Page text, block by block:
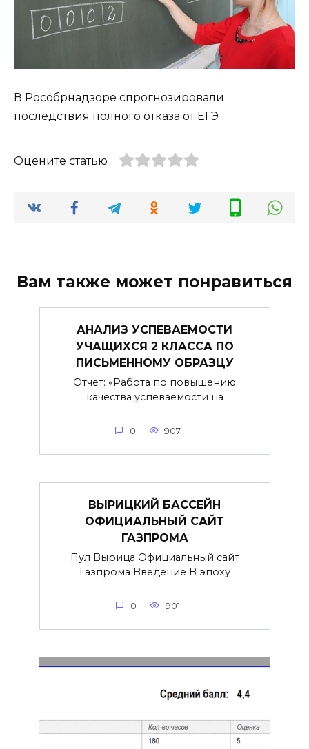
В Рособрнадзоре спрогнозировали
последствия полного отказа от ЕГЭ
Оцените статью
Вам также может понравиться
АНАЛИЗ УСПЕВАЕМОСТИ
УЧАЩИХСЯ 2 КЛАССА ПО
ПИСЬМЕННОМУ ОБРАЗЦУ
Отчет: «Работа по повышению
качества успеваемости на
0 907
ВЫРИЦКИЙ БАССЕЙН
ОФИЦИАЛЬНЫЙ САЙТ
ГАЗПРОМА
Пул Вырица Официальный сайт
Газпрома Введение В эпоху
0 901